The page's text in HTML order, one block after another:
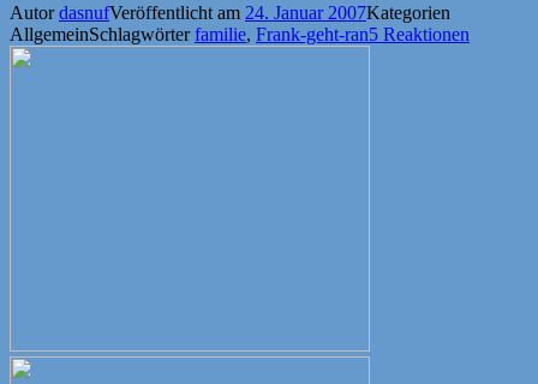
AutordasnufVeröffentlicht am 24. Januar 2007Kategorien
AllgemeinSchlagwörterfamilie, Frank-geht-ran5 Reaktionen